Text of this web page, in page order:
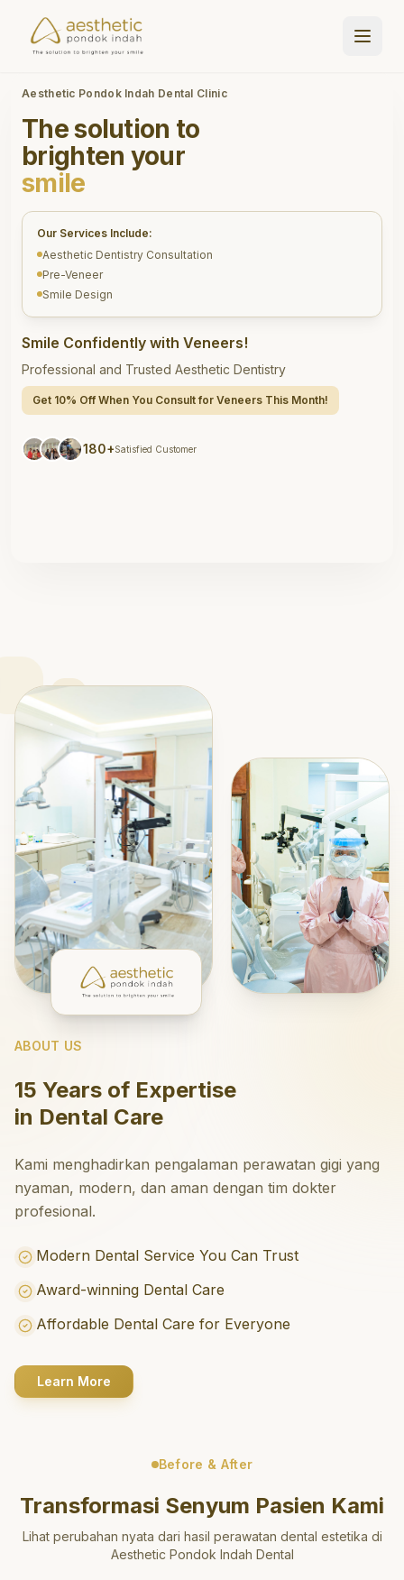
Aesthetic Pondok Indah Dental Clinic
The solution to
brighten your
smile
Our Services Include:
Aesthetic Dentistry Consultation
Pre-Veneer
Smile Design
Smile Confidently with Veneers!
Professional and Trusted Aesthetic Dentistry
Get 10% Off When You Consult for Veneers This Month!
180+Satisfied Customer
ABOUT US
15 Years of Expertise
in Dental Care
Kami menghadirkan pengalaman perawatan gigi yang
nyaman, modern, dan aman dengan tim dokter
profesional.
Modern Dental Service You Can Trust
Award-winning Dental Care
Affordable Dental Care for Everyone
Learn More
Before & After
Transformasi Senyum Pasien Kami
Lihat perubahan nyata dari hasil perawatan dental estetika di
Aesthetic Pondok Indah Dental